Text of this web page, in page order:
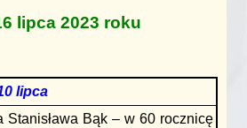
lipca 2023 roku
lipca
Stanisława Bąk – w 60 rocznicę